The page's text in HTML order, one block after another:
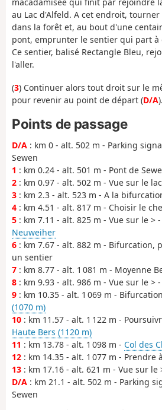
macadamisée qui finit par rejoindre
au Lac d'Alfeld. A cet endroit,
dans la forêt et, au bout d'une
pont, emprunter le sentier qui part à
Ce sentier, balisé Rectangle Bleu,
l'aller.
(3) Continuer alors tout droit sur le
pour revenir au point de départ (D/A).
Points de passage
D/A : km 0 - alt. 502 m - Parking
Sewen
1 : km 0.24 - alt. 501 m - Pont de
2 : km 0.97 - alt. 502 m - Vue sur le
3 : km 2.3 - alt. 523 m - A la
4 : km 4.51 - alt. 817 m - Choisir le
5 : km 7.11 - alt. 825 m - Vue sur le > -
Neuweiher
6 : km 7.67 - alt. 882 m - Bifurcation,
un sentier
7 : km 8.77 - alt. 1 081 m - Moyenne
8 : km 9.93 - alt. 986 m - Vue sur le > -
9 : km 10.35 - alt. 1 069 m -
(1070 m)
10 : km 11.57 - alt. 1 122 m -
Haute Bers (1120 m)
11 : km 13.78 - alt. 1 098 m - Col des
12 : km 14.35 - alt. 1 077 m - Prendre
13 : km 17.16 - alt. 621 m - Vue sur le
D/A : km 21.1 - alt. 502 m - Parking
Sewen